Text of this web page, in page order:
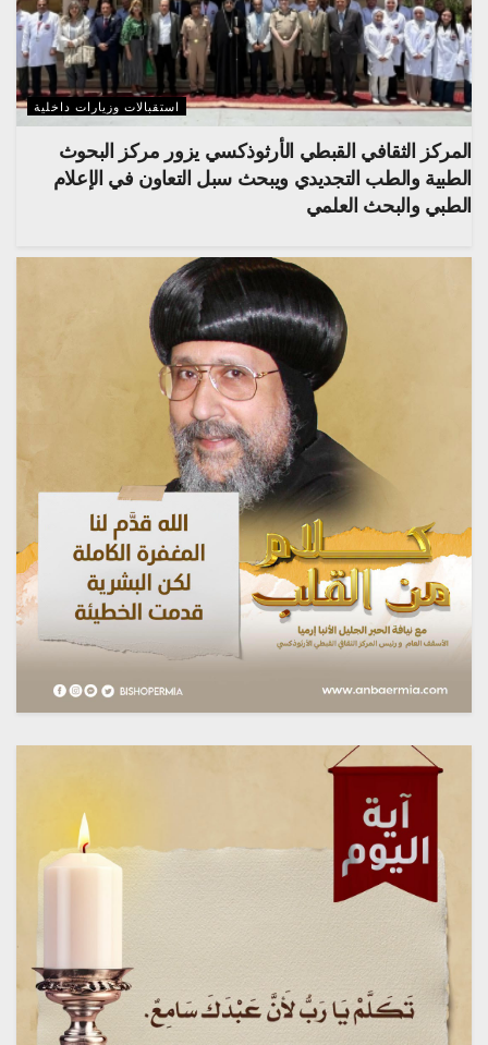
استقبالات وزيارات داخلية
المركز الثقافي القبطي الأرثوذكسي يزور مركز البحوث
الطبية والطب التجديدي ويبحث سبل التعاون في الإعلام
الطبي والبحث العلمي